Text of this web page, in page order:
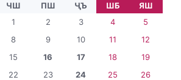
ЧШ ПШ ҶЪ ШБ
ЯШ
1
2 3 4
5
8 9 10 11
12
15 16 17 18
19
22 23 24 25
26